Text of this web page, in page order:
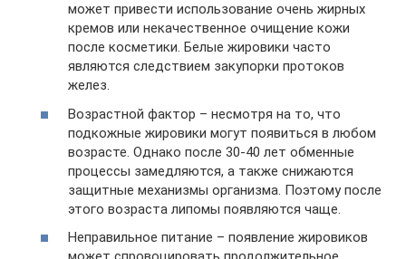
может привести использование очень жирных
кремов или некачественное очищение кожи
после косметики. Белые жировики часто
являются следствием закупорки протоков
желез.
Возрастной фактор – несмотря на то, что
подкожные жировики могут появиться в любом
возрасте. Однако после 30-40 лет обменные
процессы замедляются, а также снижаются
защитные механизмы организма. Поэтому после
этого возраста липомы появляются чаще.
Неправильное питание – появление жировиков